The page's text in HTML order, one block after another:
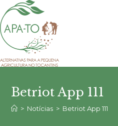
para
o
conteúdo
Betriot App 111
> Notícias > Betriot App 111